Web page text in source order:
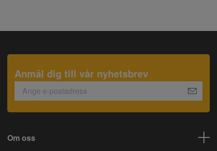
Anmäl dig till vår nyhetsbrev
Om oss